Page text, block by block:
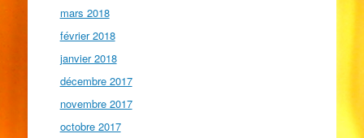
mars 2018
février 2018
janvier 2018
décembre 2017
novembre 2017
octobre 2017